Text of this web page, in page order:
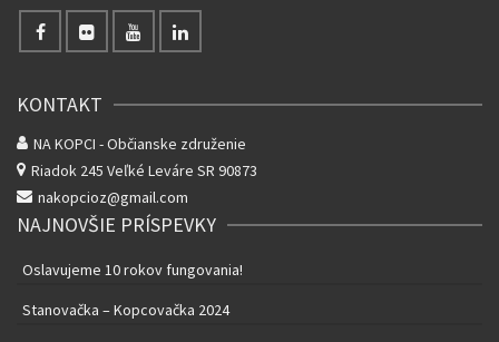
KONTAKT
NA KOPCI - Občianske združenie
Riadok 245 Veľké Leváre SR 90873
nakopcioz@gmail.com
NAJNOVŠIE PRÍSPEVKY
Oslavujeme 10 rokov fungovania!
Stanovačka – Kopcovačka 2024